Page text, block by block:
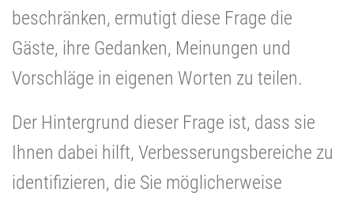
beschränken, ermutigt diese Frage die
Gäste, ihre Gedanken, Meinungen und
Vorschläge in eigenen Worten zu teilen.
Der Hintergrund dieser Frage ist, dass sie
Ihnen dabei hilft, Verbesserungsbereiche zu
identifizieren, die Sie möglicherweise